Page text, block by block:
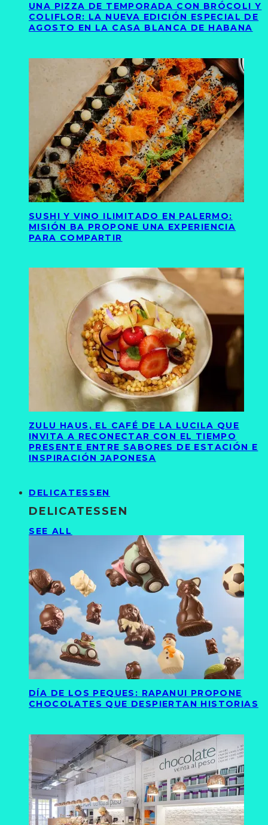
UNA PIZZA DE TEMPORADA CON BRÓCOLI Y
COLIFLOR: LA NUEVA EDICIÓN ESPECIAL DE
AGOSTO EN LA CASA BLANCA DE HABANA
SUSHI Y VINO ILIMITADO EN PALERMO:
MISIÓN BA PROPONE UNA EXPERIENCIA
PARA COMPARTIR
ZULU HAUS, EL CAFÉ DE LA LUCILA QUE
INVITA A RECONECTAR CON EL TIEMPO
PRESENTE ENTRE SABORES DE ESTACIÓN E
INSPIRACIÓN JAPONESA
DELICATESSEN
DELICATESSEN
SEE ALL
DÍA DE LOS PEQUES: RAPANUI PROPONE
CHOCOLATES QUE DESPIERTAN HISTORIAS